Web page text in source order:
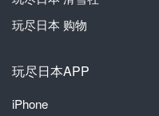
玩尽日本 购物
玩尽日本APP
iPhone